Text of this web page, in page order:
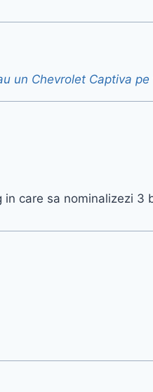
un Chevrolet Captiva
care sa nominalizezi 3